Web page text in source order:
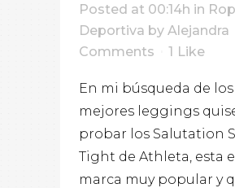
Posted at 00:14h in
Deportiva by Alejandra
Comments
1 Like
En mi búsqueda de los
mejores leggings
probar los Salutation
Tight de Athleta, esta
marca muy popular y